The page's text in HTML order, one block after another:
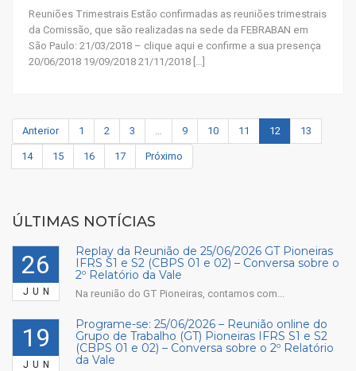
Reuniões Trimestrais Estão confirmadas as reuniões trimestrais
da Comissão, que são realizadas na sede da FEBRABAN em
São Paulo: 21/03/2018 – clique aqui e confirme a sua presença
20/06/2018 19/09/2018 21/11/2018 […]
Anterior 1 2 3 9 10 11 12 13
14 15 16 17 Próximo
ÚLTIMAS NOTÍCIAS
26
JUN
Replay da Reunião de 25/06/2026 GT Pioneiras
IFRS S1 e S2 (CBPS 01 e 02) – Conversa sobre o
2º Relatório da Vale
Na reunião do GT Pioneiras, contamos com...
19
JUN
Programe-se: 25/06/2026 – Reunião online do
Grupo de Trabalho (GT) Pioneiras IFRS S1 e S2
(CBPS 01 e 02) – Conversa sobre o 2º Relatório
da Vale